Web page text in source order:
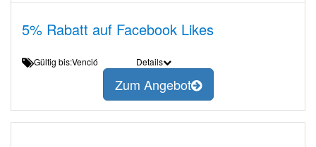
5% Rabatt auf Facebook Likes
Gültig bis:Venció Details
Zum Angebot